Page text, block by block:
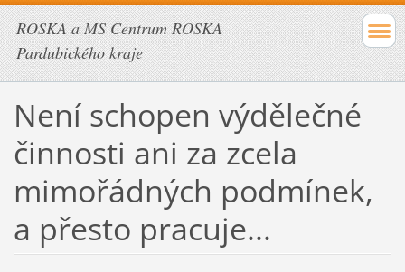
ROSKA a MS Centrum ROSKA
Pardubického kraje
Není schopen výdělečné
činnosti ani za zcela
mimořádných podmínek,
a přesto pracuje...